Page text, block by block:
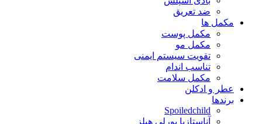
ضد تعریق
مكمل ها
مکمل پوست
مکمل مو
تقویت سیستم ایمنی
تناسب اندام
مکمل سلامت
عطر و ادکلن
برندها
Spoiledchild
آناستازيا بورلي هيلز